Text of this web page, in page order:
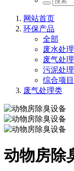
网站首页
环保产品
全部
废水处
废气处
污泥处
综合项目
废气处理类
动物房除